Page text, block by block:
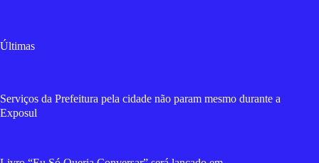
Últimas
Serviços da Prefeitura pela cidade não param mesmo durante a
Exposul